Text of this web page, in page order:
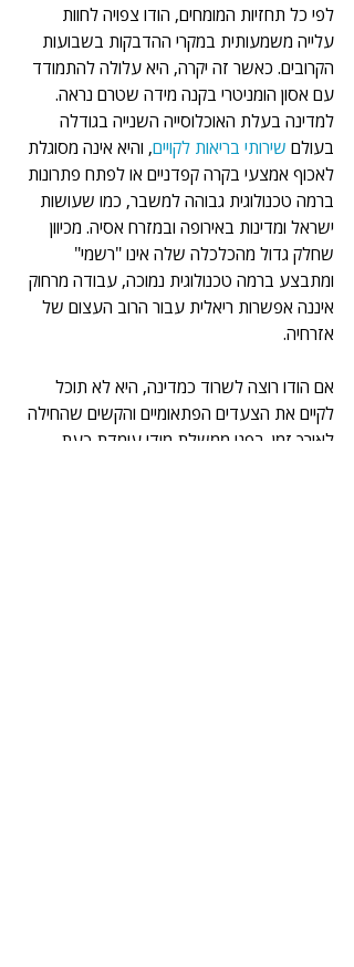
לפי כל תחזיות המומחים, הודו צפויה לחוות
עלייה משמעותית במקרי ההדבקות בשבועות
הקרובים. כאשר זה יקרה, היא עלולה להתמודד
עם אסון הומניטרי בקנה מידה שטרם נראה.
למדינה בעלת האוכלוסייה השנייה בגודלה
בעולם שירותי בריאות לקויים, והיא אינה מסוגלת
לאכוף אמצעי בקרה קפדניים או לפתח פתרונות
ברמה טכנולוגית גבוהה למשבר, כמו שעושות
ישראל ומדינות באירופה ובמזרח אסיה. מכיוון
שחלק גדול מהכלכלה שלה אינו "רשמי"
ומתבצע ברמה טכנולוגית נמוכה, עבודה מרחוק
איננה אפשרות ריאלית עבור הרוב העצום של
אזרחיה.
אם הודו רוצה לשרוד כמדינה, היא לא תוכל
לקיים את הצעדים הפתאומיים והקשים שהחילה
לאורך זמן. בפני ממשלת מודי עומדת כעת